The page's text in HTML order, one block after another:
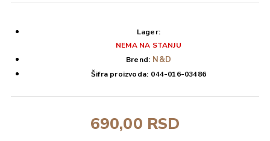
690,00 RSD
Lager:
NEMA NA STANJU
Brend: N&D
Šifra proizvoda: 044-016-03486